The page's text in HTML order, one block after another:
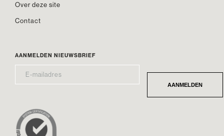
Over deze site
Contact
AANMELDEN NIEUWSBRIEF
MAILADRES* AANMELDEN